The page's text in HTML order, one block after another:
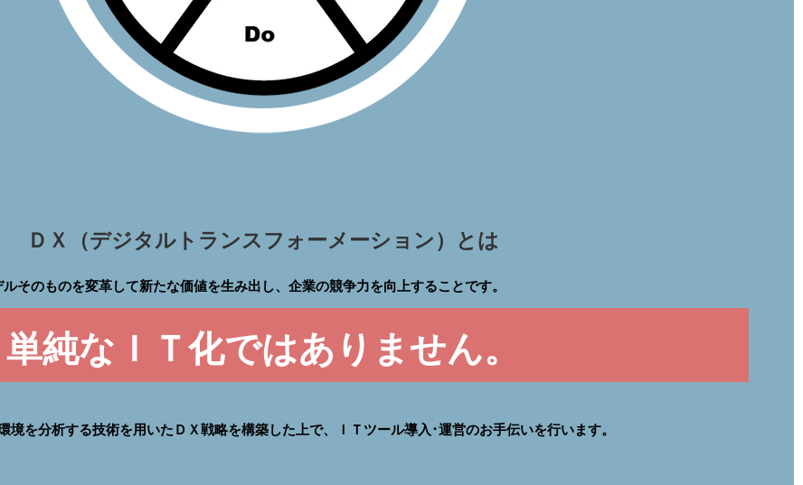
ＤＸ（デジタルトランスフォーメーション）とは
そのものを変革して新たな価値を生み出し、企業の競争力を向上することです。
単純なＩＴ化ではありません。
境を分析する技術を用いたＤＸ戦略を構築した上で、ＩＴツール導入･運営のお手伝いを行います。